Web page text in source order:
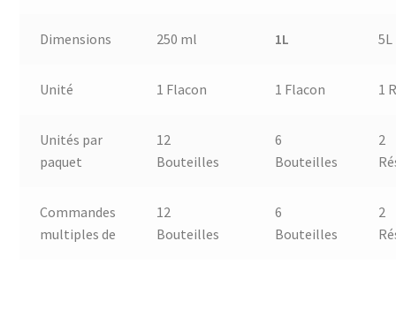
Dimensions 250 ml 1L 5L
Unité 1 Flacon 1 Flacon 1
Unités par
paquet
12
Bouteilles
6
Bouteilles
2
Commandes
multiples de
12
Bouteilles
6
Bouteilles
2